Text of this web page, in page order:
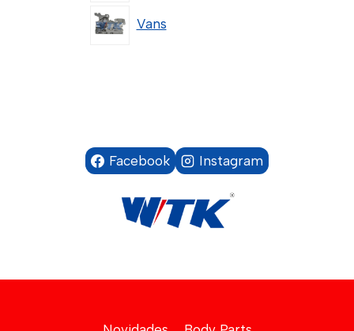
Vans
Facebook Instagram